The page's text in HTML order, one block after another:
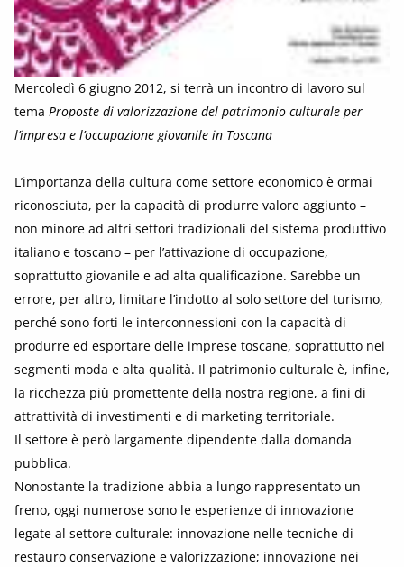
Mercoledì 6 giugno 2012, si terrà un incontro di lavoro sul
tema Proposte di valorizzazione del patrimonio culturale per
l’impresa e l’occupazione giovanile in Toscana
L’importanza della cultura come settore economico è ormai
riconosciuta, per la capacità di produrre valore aggiunto –
non minore ad altri settori tradizionali del sistema produttivo
italiano e toscano – per l’attivazione di occupazione,
soprattutto giovanile e ad alta qualificazione. Sarebbe un
errore, per altro, limitare l’indotto al solo settore del turismo,
perché sono forti le interconnessioni con la capacità di
produrre ed esportare delle imprese toscane, soprattutto nei
segmenti moda e alta qualità. Il patrimonio culturale è, infine,
la ricchezza più promettente della nostra regione, a fini di
attrattività di investimenti e di marketing territoriale.
Il settore è però largamente dipendente dalla domanda
pubblica.
Nonostante la tradizione abbia a lungo rappresentato un
freno, oggi numerose sono le esperienze di innovazione
legate al settore culturale: innovazione nelle tecniche di
restauro conservazione e valorizzazione; innovazione nei